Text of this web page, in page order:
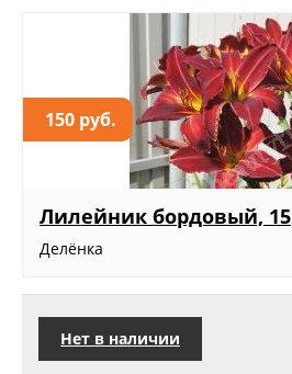
150 руб.
Лилейник бордовый, 15
Делёнка
Нет в наличии